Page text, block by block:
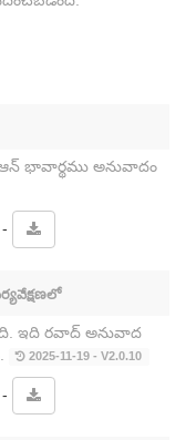
భావార్థము అనువాదం
-
ఇది రవాద్ అనువాద
2025-11-19 - V2.0.10
-